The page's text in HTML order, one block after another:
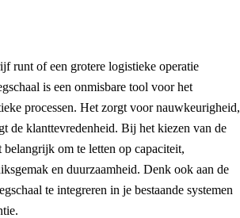
runt of een grotere logistieke operatie
is een onmisbare tool voor het
processen. Het zorgt voor nauwkeurigheid,
de klanttevredenheid. Bij het kiezen van de
belangrijk om te letten op capaciteit,
en duurzaamheid. Denk ook aan de
te integreren in je bestaande systemen